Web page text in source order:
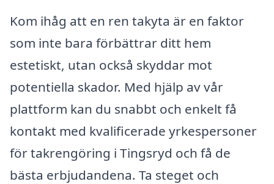
Kom ihåg att en ren takyta är en faktor
som inte bara förbättrar ditt hem
estetiskt, utan också skyddar mot
potentiella skador. Med hjälp av vår
plattform kan du snabbt och enkelt få
kontakt med kvalificerade yrkespersoner
för takrengöring i Tingsryd och få de
bästa erbjudandena. Ta steget och